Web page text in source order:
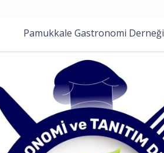
Pamukkale Gastronomi Derneği